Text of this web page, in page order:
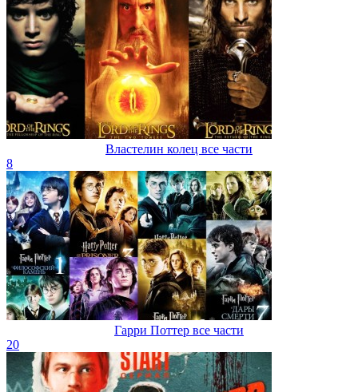
Властелин колец все части
8
Гарри Поттер все части
20